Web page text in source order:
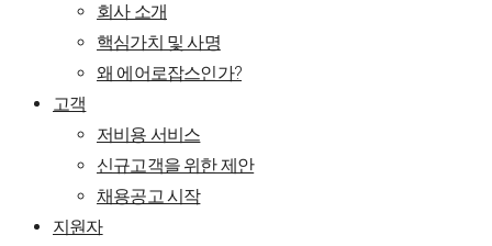
회사 소개
핵심가치 및 사명
왜 에어로잡스인가?
고객
저비용 서비스
신규고객을 위한 제안
채용공고 시작
지원자